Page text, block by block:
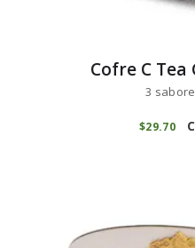
Cofre C
3
$29 70